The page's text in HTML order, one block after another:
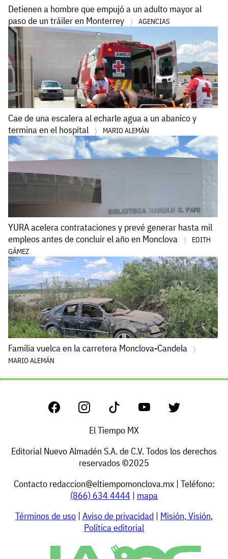
Detienen a hombre que empujó a un adulto mayor al
paso de un tráiler en Monterrey
AGENCIAS
Cae de una escalera al echarle agua a un abanico y
termina en el hospital
MARIO ALEMÁN
YURA acelera contrataciones y prevé generar hasta mil
empleos antes de concluir el año en Monclova
EDITH
GÁMEZ
Familia vuelca en la carretera Monclova-Candela
MARIO ALEMÁN
El Tiempo MX
Editorial Nuevo Almadén S.A. de C.V. Todos los derechos
reservados ©2025
Contacto redaccion@eltiempomonclova.mx| Teléfono:
(866) 634 4444 | mapa
Términos de uso | Aviso de privacidad | Misión, Visión,
Política editorial